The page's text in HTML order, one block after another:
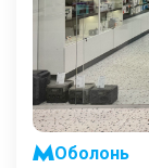
Оболонь